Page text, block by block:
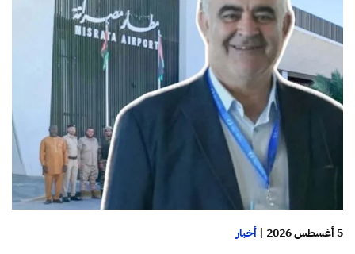
5 أغسطس 2026 | أخبار